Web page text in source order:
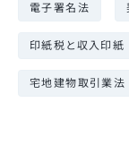
電子署名法
印紙税と収入印紙
宅地建物取引業法